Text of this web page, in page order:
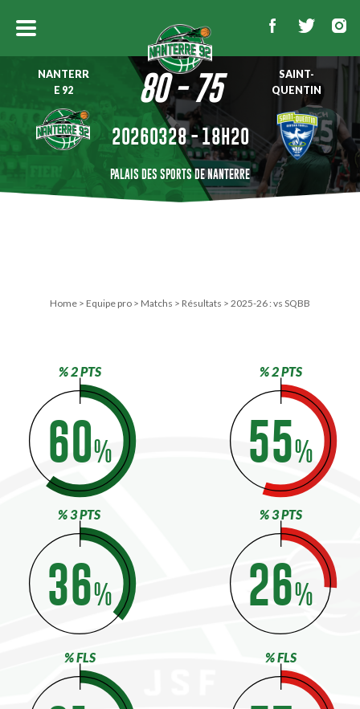
NANTERR
E 92
80 - 75
SAINT-
QUENTIN
20260328 - 18H20
PALAIS DES SPORTS DE NANTERRE
Home > Equipe pro > Matchs > Résultats > 2025-26 : vs SQBB
% 2 PTS
60%
% 3 PTS
36%
% FLS
% 2 PTS
55%
% 3 PTS
26%
% FLS